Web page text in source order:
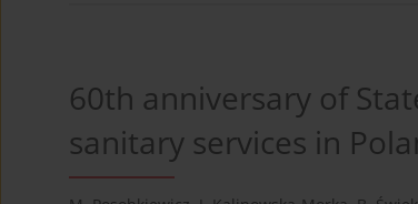
60th anniversary of
sanitary services in